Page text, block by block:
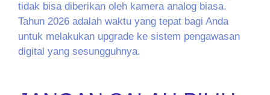
tidak bisa diberikan oleh kamera analog biasa.
Tahun 2026 adalah waktu yang tepat bagi Anda
untuk melakukan upgrade ke sistem pengawasan
digital yang sesungguhnya.